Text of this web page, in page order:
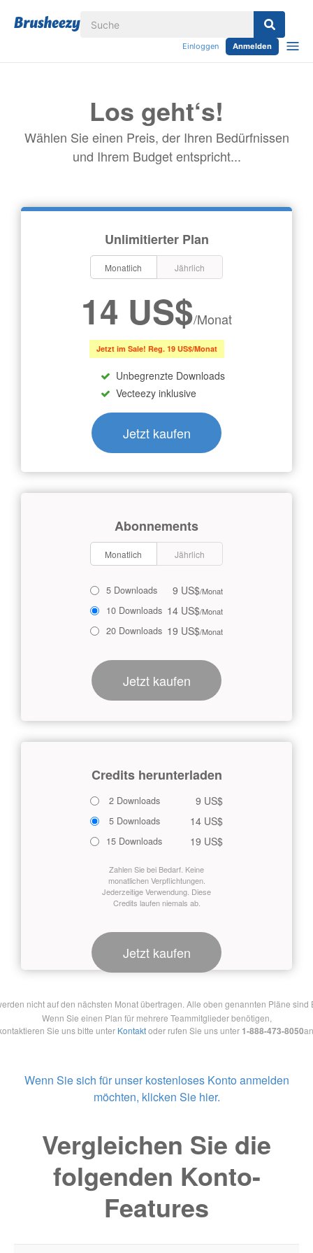
Einloggen Anmelden
Los geht‘s!
Wählen Sie einen Preis, der Ihren Bedürfnissen
und Ihrem Budget entspricht...
Unlimitierter Plan
Monatlich Jährlich
14 US$/Monat
Jetzt im Sale! Reg. 19 US$/Monat
Unbegrenzte Downloads
Vecteezy inklusive
Jetzt kaufen
Abonnements
Monatlich Jährlich
5 Downloads 9 US$/Monat
10 Downloads 14 US$/Monat
20 Downloads 19 US$/Monat
Jetzt kaufen
Credits herunterladen
2 Downloads 9 US$
5 Downloads 14 US$
15 Downloads 19 US$
Zahlen Sie bei Bedarf. Keine
monatlichen Verpflichtungen.
Jederzeitige Verwendung. Diese
Credits laufen niemals ab.
Jetzt kaufen
nicht auf den nächsten Monat übertragen. Alle oben genannten Pläne
Wenn Sie einen Plan für mehrere Teammitglieder benötigen,
Sie uns bitte unter Kontaktoder rufen Sie uns unter 1-888-473-8050
Wenn Sie sich für unser kostenloses Konto anmelden
möchten, klicken Sie hier.
Vergleichen Sie die
folgenden Konto-
Features